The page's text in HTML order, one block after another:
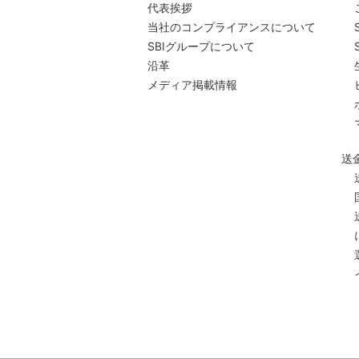
代表挨拶
当社のコンプライアンスについて
SBIグループについて
沿革
メディア掲載情報
送